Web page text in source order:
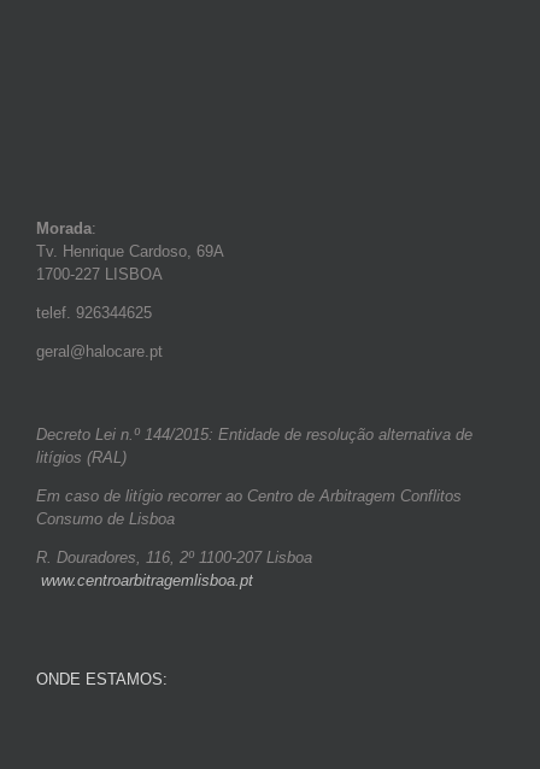
Morada:
Tv. Henrique Cardoso, 69A
1700-227 LISBOA
telef. 926344625
geral@halocare.pt
Decreto Lei n.º 144/2015: Entidade de resolução alternativa de
litígios (RAL)
Em caso de litígio recorrer ao Centro de Arbitragem Conflitos
Consumo de Lisboa
R. Douradores, 116, 2º 1100-207 Lisboa
www.centroarbitragemlisboa.pt
ONDE ESTAMOS: